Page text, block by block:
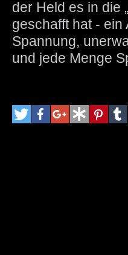
der Held es in die
geschafft hat - ein
Spannung,
und jede Menge